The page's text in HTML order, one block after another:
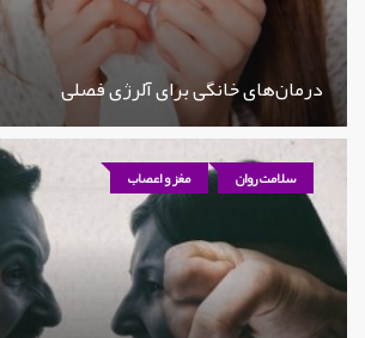
درمان‌های خانگی برای آلرژی فصلی
سلامت روان مغز و اعصاب